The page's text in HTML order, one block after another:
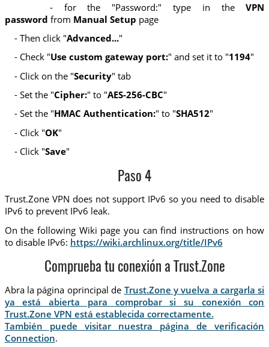
- for the "Password:" type in theVPN
password from Manual Setup page
- Then click "Advanced..."
- Check "Use custom gateway port:" and set it to "1194"
- Click on the "Security" tab
- Set the "Cipher:" to "AES-256-CBC"
- Set the "HMAC Authentication:" to "SHA512"
- Click "OK"
- Click "Save"
Paso 4
Trust.Zone VPN does not support IPv6 so you need to disable
IPv6 to prevent IPv6 leak.
On the following Wiki page you can find instructions on how
to disable IPv6: https://wiki.archlinux.org/title/IPv6
Comprueba tu conexión a Trust.Zone
Abra la página oprincipal de Trust.Zone y vuelva a cargarla si
ya está abierta para comprobar si su conexión con
Trust.Zone VPN está establecida correctamente.
También puede visitar nuestra página de verificación
Connection.